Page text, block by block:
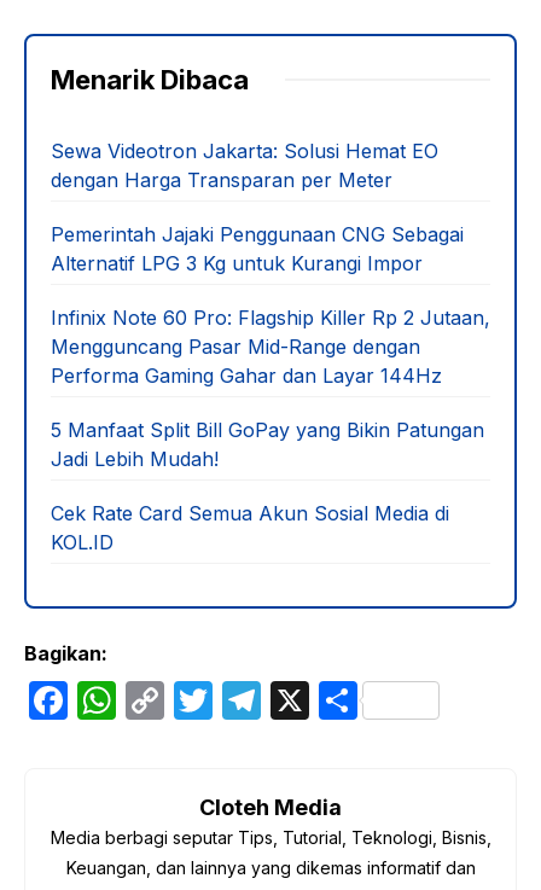
Menarik Dibaca
Sewa Videotron Jakarta: Solusi Hemat EO
dengan Harga Transparan per Meter
Pemerintah Jajaki Penggunaan CNG Sebagai
Alternatif LPG 3 Kg untuk Kurangi Impor
Infinix Note 60 Pro: Flagship Killer Rp 2 Jutaan,
Mengguncang Pasar Mid-Range dengan
Performa Gaming Gahar dan Layar 144Hz
5 Manfaat Split Bill GoPay yang Bikin Patungan
Jadi Lebih Mudah!
Cek Rate Card Semua Akun Sosial Media di
KOL.ID
Bagikan:
F
b
W
A
C
Li
T
er
T
gr
a
X S
Cloteh Media
Media berbagi seputar Tips, Tutorial, Teknologi, Bisnis,
Keuangan, dan lainnya yang dikemas informatif dan